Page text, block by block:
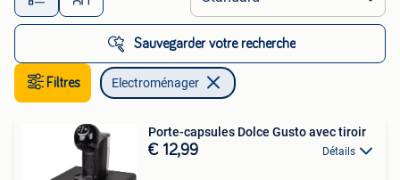
Sauvegarder votre recherche
Filtres Electroménager
Porte-capsules Dolce Gusto avec tiroir
€ 12,99 Détails